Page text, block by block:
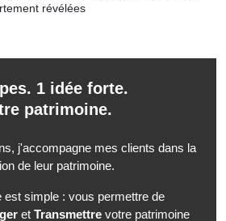
révélées
1 idée forte.
patrimoine.
j'accompagne mes clients dans la
de leur patrimoine.
est simple : vous permettre de
et Transmettrevotre patrimoine